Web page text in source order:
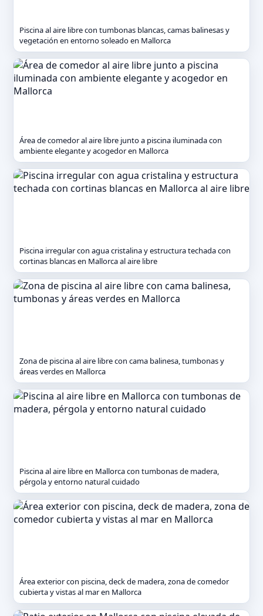
Piscina al aire libre con tumbonas blancas, camas balinesas y
vegetación en entorno soleado en Mallorca
Área de comedor al aire libre junto a piscina iluminada con
ambiente elegante y acogedor en Mallorca
Piscina irregular con agua cristalina y estructura techada con
cortinas blancas en Mallorca al aire libre
Zona de piscina al aire libre con cama balinesa, tumbonas y
áreas verdes en Mallorca
Piscina al aire libre en Mallorca con tumbonas de madera,
pérgola y entorno natural cuidado
Área exterior con piscina, deck de madera, zona de comedor
cubierta y vistas al mar en Mallorca